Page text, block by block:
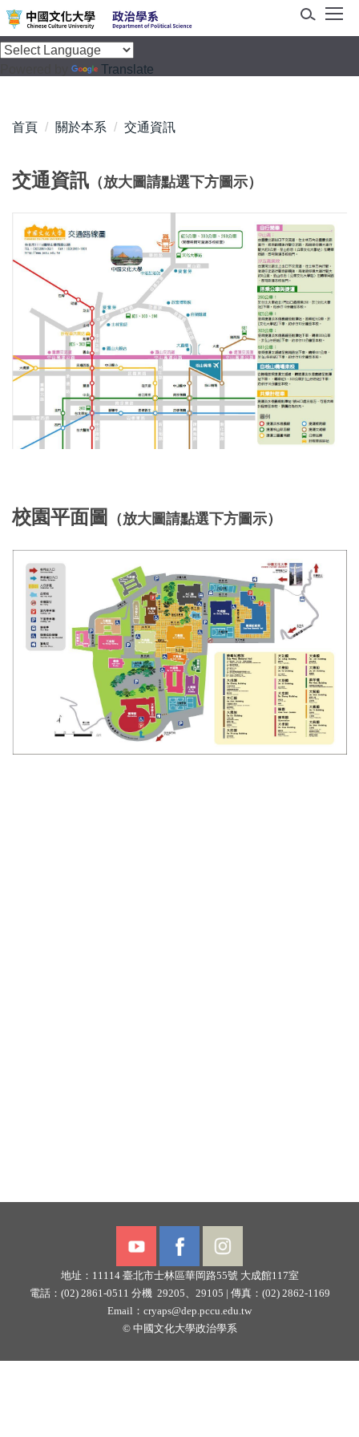
跳
到
主
區
Translate
首頁 關於本系 交通資訊
交通資訊 （放大圖請點選下方圖示）
校園平面圖 （放大圖請點選下方圖示）
地址：11114 臺北市士林區華岡路55號大成館117室
電話：(02) 2861-0511 分機 29205、29105 | 傳真：(02) 2862-1169
Email： cryaps@dep.pccu.edu.tw
©中國文化大學政治學系